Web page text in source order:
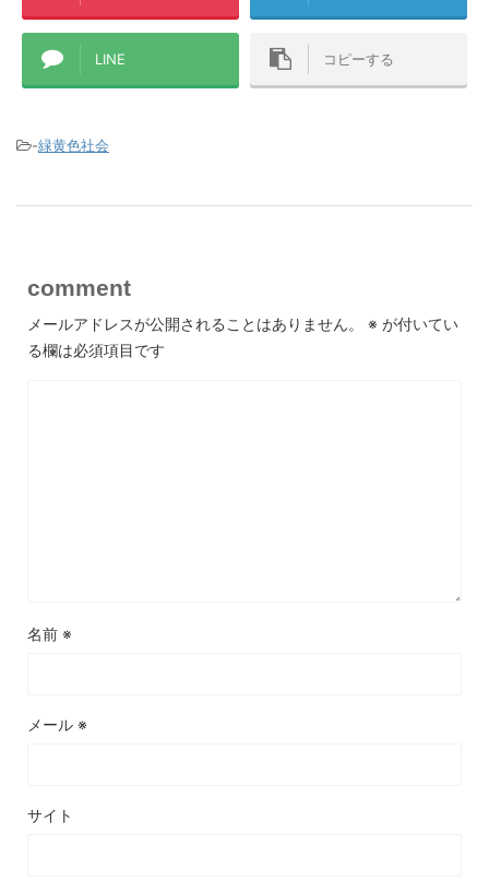
LINE コピーする
-緑黄色社会
comment
メールアドレスが公開されることはありません。 ※ が付いてい
る欄は必須項目です
名前 ※
メール ※
サイト